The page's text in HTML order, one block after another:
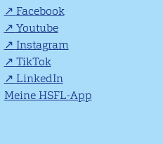
Facebook
Youtube
Instagram
TikTok
LinkedIn
Meine HSFL-App